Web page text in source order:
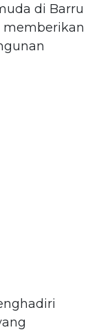
di Barru
memberikan